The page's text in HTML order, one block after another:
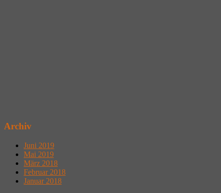
Archiv
Juni 2019
Mai 2019
März 2018
Februar 2018
Januar 2018